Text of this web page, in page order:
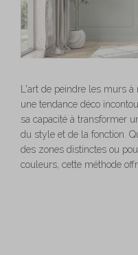
L'art de peindre les murs
une tendance déco
sa capacité à transformer
du style et de la fonction.
des zones distinctes ou
couleurs, cette méthode